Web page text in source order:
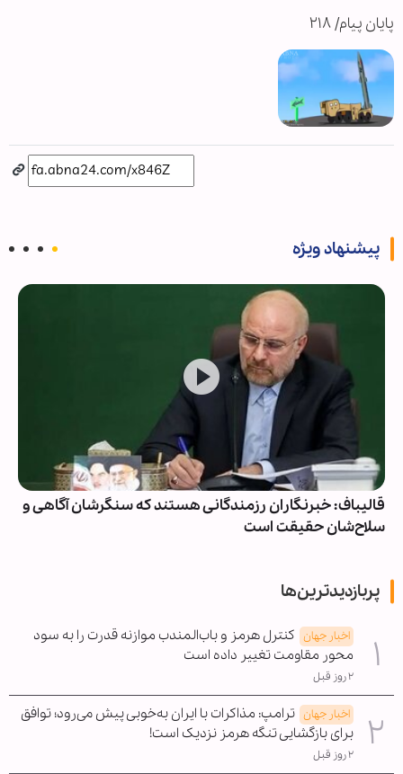
پایان پیام/ ۲۱۸
پیشنهاد ویژه
قالیباف: خبرنگاران رزمندگانی هستند که سنگرشان آگاهی و
سلاح‌شان حقیقت است
پربازدیدترین‌ها
اخبار جهان کنترل هرمز و باب‌المندب موازنه قدرت را به سود
محور مقاومت تغییر داده است
۲ روز قبل
اخبار جهان ترامپ: مذاکرات با ایران به‌خوبی پیش می‌رود؛ توافق
برای بازگشایی تنگه هرمز نزدیک است!
۲ روز قبل